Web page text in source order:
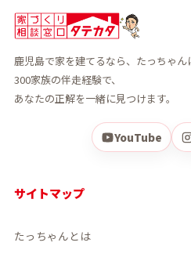
鹿児島で家を建てるなら、たっちゃん
300家族の伴走経験で、
あなたの正解を一緒に見つけます。
YouTube
サイトマップ
たっちゃんとは